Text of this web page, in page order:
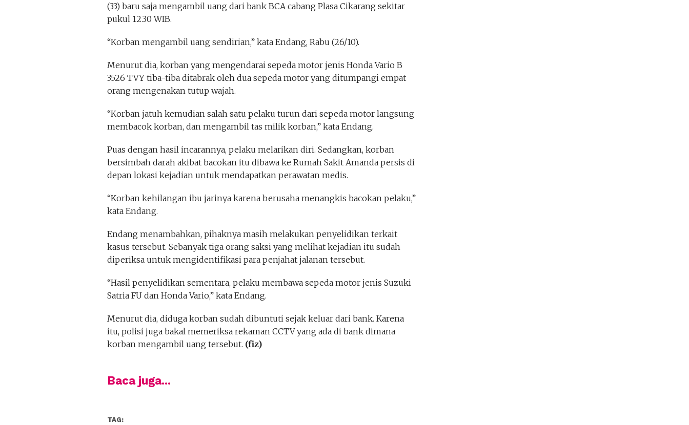
(33) baru saja mengambil uang dari bank BCA cabang Plasa Cikarang sekitar
pukul 12.30 WIB.
“Korban mengambil uang sendirian,” kata Endang, Rabu (26/10).
Menurut dia, korban yang mengendarai sepeda motor jenis Honda Vario B
3526 TVY tiba-tiba ditabrak oleh dua sepeda motor yang ditumpangi empat
orang mengenakan tutup wajah.
“Korban jatuh kemudian salah satu pelaku turun dari sepeda motor langsung
membacok korban, dan mengambil tas milik korban,” kata Endang.
Puas dengan hasil incarannya, pelaku melarikan diri. Sedangkan, korban
bersimbah darah akibat bacokan itu dibawa ke Rumah Sakit Amanda persis di
depan lokasi kejadian untuk mendapatkan perawatan medis.
“Korban kehilangan ibu jarinya karena berusaha menangkis bacokan pelaku,”
kata Endang.
Endang menambahkan, pihaknya masih melakukan penyelidikan terkait
kasus tersebut. Sebanyak tiga orang saksi yang melihat kejadian itu sudah
diperiksa untuk mengidentifikasi para penjahat jalanan tersebut.
“Hasil penyelidikan sementara, pelaku membawa sepeda motor jenis Suzuki
Satria FU dan Honda Vario,” kata Endang.
Menurut dia, diduga korban sudah dibuntuti sejak keluar dari bank. Karena
itu, polisi juga bakal memeriksa rekaman CCTV yang ada di bank dimana
korban mengambil uang tersebut. (fiz)
Baca juga...
TAG: